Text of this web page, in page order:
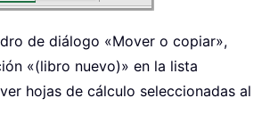
de diálogo «Mover o copiar»,
«(libro nuevo)» en la lista
hojas de cálculo seleccionadas al